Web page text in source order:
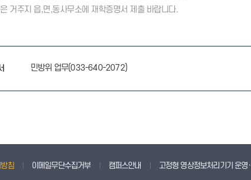
거주지 읍,면,동사무소에 재학증명서 제출 바랍니다.
민방위 업무(033-640-2072)
침 이메일무단수집거부 캠퍼스안내 고정형 영상정보처리기기 운영